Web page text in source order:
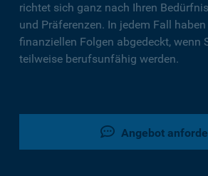
richtet sich ganz nach Ihren
und Präferenzen. In jedem Fall
finanziellen Folgen abgedeckt, wenn
teilweise berufsunfähig werden.
Angebot